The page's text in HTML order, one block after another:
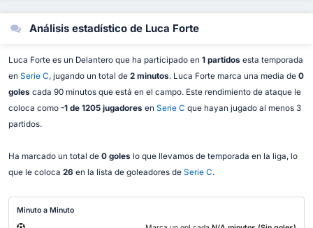
Análisis estadístico de Luca Forte
Luca Forte es un Delantero que ha participado en 1 partidos esta temporada
en Serie C, jugando un total de 2 minutos. Luca Forte marca una media de 0
goles cada 90 minutos que está en el campo. Este rendimiento de ataque le
coloca como -1 de 1205 jugadores en Serie C que hayan jugado al menos 3
partidos.
Ha marcado un total de 0 goles lo que llevamos de temporada en la liga, lo
que le coloca 26 en la lista de goleadores de Serie C.
Minuto a Minuto